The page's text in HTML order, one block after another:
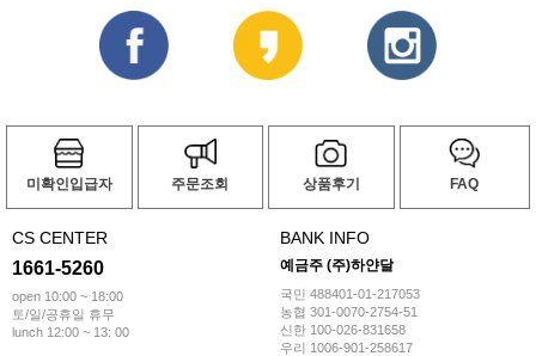
미확인입급자 주문조회 상품후기 FAQ
CS CENTER
1661-5260
open 10:00 ~ 18:00
토/일/공휴일 휴무
lunch 12:00 ~ 13: 00
BANK INFO
예금주 (주)하얀달
국민 488401-01-217053
농협 301-0070-2754-51
신한 100-026-831658
우리 1006-901-258617